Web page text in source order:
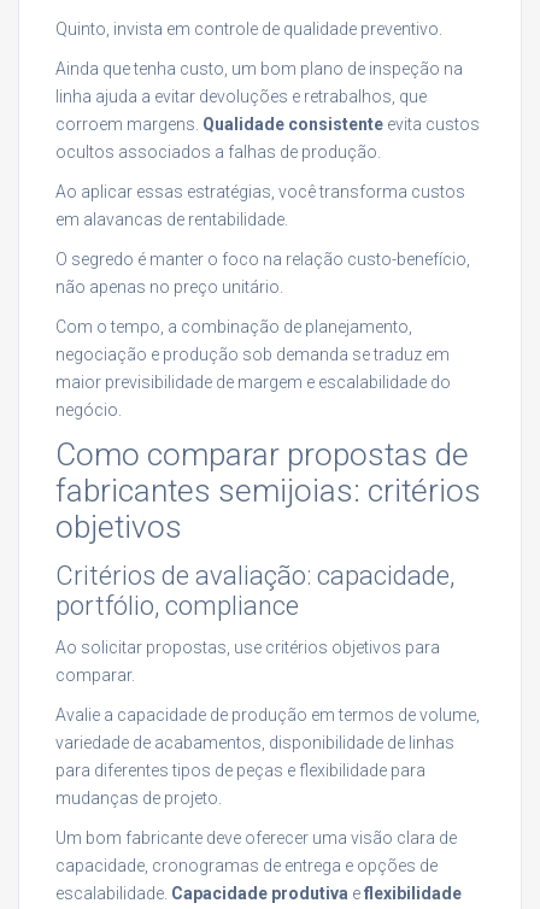
Quinto, invista em controle de qualidade preventivo.
Ainda que tenha custo, um bom plano de inspeção na
linha ajuda a evitar devoluções e retrabalhos, que
corroem margens. Qualidade consistente evita custos
ocultos associados a falhas de produção.
Ao aplicar essas estratégias, você transforma custos
em alavancas de rentabilidade.
O segredo é manter o foco na relação custo-benefício,
não apenas no preço unitário.
Com o tempo, a combinação de planejamento,
negociação e produção sob demanda se traduz em
maior previsibilidade de margem e escalabilidade do
negócio.
Como comparar propostas de
fabricantes semijoias: critérios
objetivos
Critérios de avaliação: capacidade,
portfólio, compliance
Ao solicitar propostas, use critérios objetivos para
comparar.
Avalie a capacidade de produção em termos de volume,
variedade de acabamentos, disponibilidade de linhas
para diferentes tipos de peças e flexibilidade para
mudanças de projeto.
Um bom fabricante deve oferecer uma visão clara de
capacidade, cronogramas de entrega e opções de
escalabilidade. Capacidade produtiva eflexibilidade